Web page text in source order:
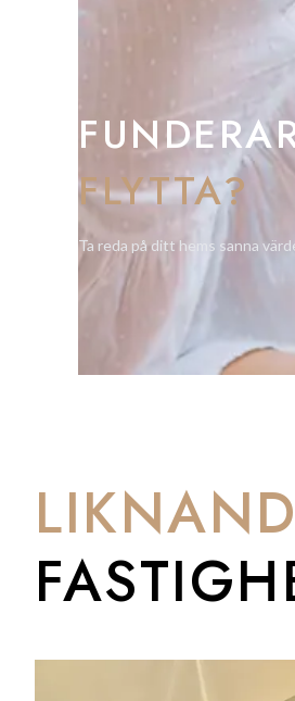
FLYTTA?
Ta reda på ditt hems sanna